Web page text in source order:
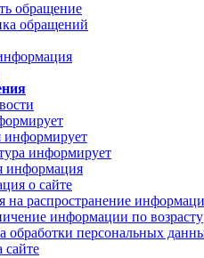
обращение
обращений
информирует
информирует
информация
о сайте
на распространение
информации по возрасту
обработки персональных
сайте